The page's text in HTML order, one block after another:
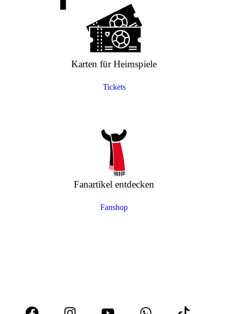
Karten für Heimspiele
Tickets
Fanartikel entdecken
Fanshop